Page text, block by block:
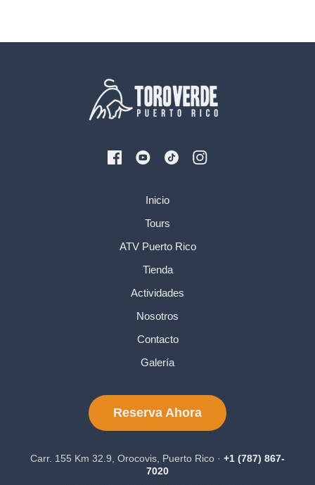
Inicio
Tours
ATV Puerto Rico
Tienda
Actividades
Nosotros
Contacto
Galería
Reserva Ahora
Carr. 155 Km 32.9, Orocovis, Puerto Rico · +1 (787) 867-
7020